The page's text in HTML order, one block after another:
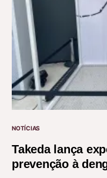
NOTÍCIAS
Takeda lança
prevenção à